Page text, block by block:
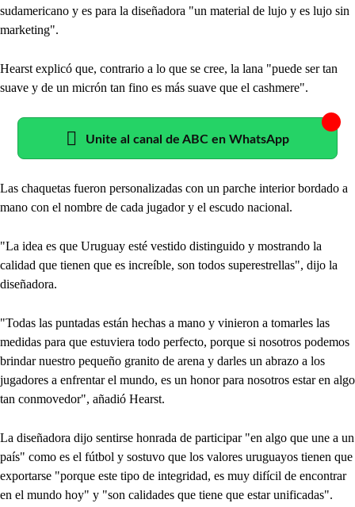
sudamericano y es para la diseñadora "un material de lujo y es lujo sin
marketing".
Hearst explicó que, contrario a lo que se cree, la lana "puede ser tan
suave y de un micrón tan fino es más suave que el cashmere".
Unite al canal de ABC en WhatsApp
Las chaquetas fueron personalizadas con un parche interior bordado a
mano con el nombre de cada jugador y el escudo nacional.
"La idea es que Uruguay esté vestido distinguido y mostrando la
calidad que tienen que es increíble, son todos superestrellas", dijo la
diseñadora.
"Todas las puntadas están hechas a mano y vinieron a tomarles las
medidas para que estuviera todo perfecto, porque si nosotros podemos
brindar nuestro pequeño granito de arena y darles un abrazo a los
jugadores a enfrentar el mundo, es un honor para nosotros estar en algo
tan conmovedor", añadió Hearst.
La diseñadora dijo sentirse honrada de participar "en algo que une a un
país" como es el fútbol y sostuvo que los valores uruguayos tienen que
exportarse "porque este tipo de integridad, es muy difícil de encontrar
en el mundo hoy" y "son calidades que tiene que estar unificadas".